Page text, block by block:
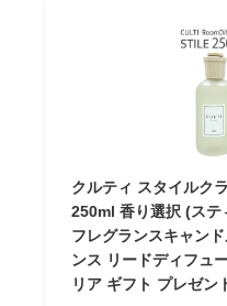
クルティ スタイルク
250ml 香り選択 (ステ
フレグランスキャン
ンス リードディフュ
リア ギフト プレゼン